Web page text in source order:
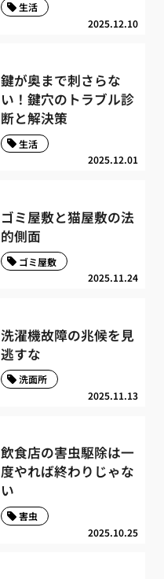
2025.12.10
生活
鍵が奥まで刺さらな
い！鍵穴のトラブル診
断と解決策
2025.12.01
生活
ゴミ屋敷と猫屋敷の法
的側面
2025.11.24
ゴミ屋敷
洗濯機故障の兆候を見
逃すな
2025.11.13
洗面所
飲食店の害虫駆除は一
度やれば終わりじゃな
い
2025.10.25
害虫